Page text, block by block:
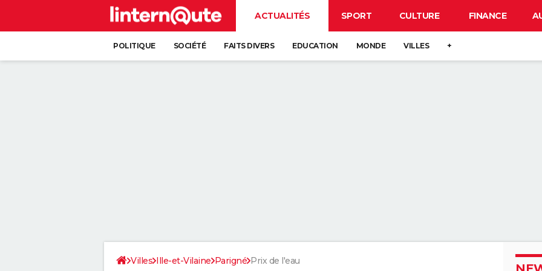
ACTUALITÉS SPORT CULTURE FINANCE
POLITIQUE SOCIÉTÉ FAITS DIVERS EDUCATION MONDE VILLES +
Villes Ille-et-Vilaine Parigné Prix de l'eau